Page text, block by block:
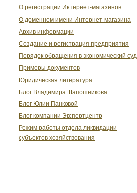
О регистрации Интернет-магазинов
О доменном имени Интернет-магазина
Архив информации
Создание и регистрация предприятия
Порядок обращения в экономический суд
Примеры документов
Юридическая литература
Блог Владимира Шапошникова
Блог Юлии Панковой
Блог компании Экспертцентр
Режим работы отдела ликвидации
субъектов хозяйствования